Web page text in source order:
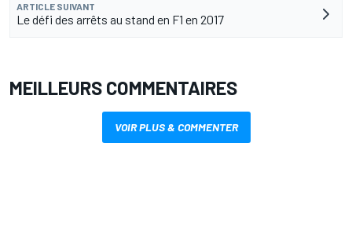
ARTICLE SUIVANT
Le défi des arrêts au stand en F1 en 2017
MEILLEURS COMMENTAIRES
VOIR PLUS & COMMENTER